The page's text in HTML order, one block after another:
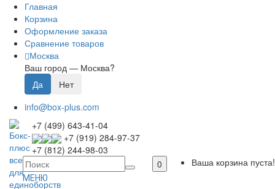
Главная
Корзина
Оформление заказа
Сравнение товаров
Москва
Ваш город — Москва?
info@box-plus.com
+7 (499) 643-41-04
+7 (919) 284-97-37
+7 (812) 244-98-03
0
Ваша корзина пуста!
МЕНЮ